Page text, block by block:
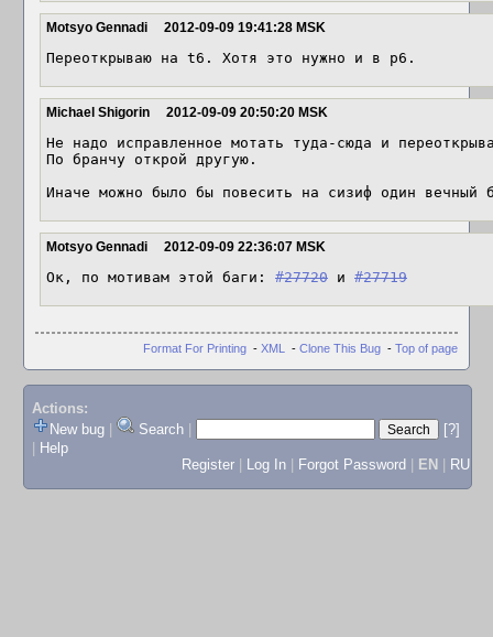
Motsyo Gennadi 2012-09-09 19:41:28 MSK
Переоткрываю на t6. Хотя это нужно и в p6.
Michael Shigorin 2012-09-09 20:50:20 MSK
Не надо исправленное мотать туда-сюда и
По бранчу открой другую.
Иначе можно было бы повесить на сизиф один
Motsyo Gennadi 2012-09-09 22:36:07 MSK
Ок, по мотивам этой баги: #27720 и #27719
Format For Printing - XML - Clone This Bug - Top of page
Actions:
New bug
Search
[?]
Help
Register
Log In Forgot Password EN RU